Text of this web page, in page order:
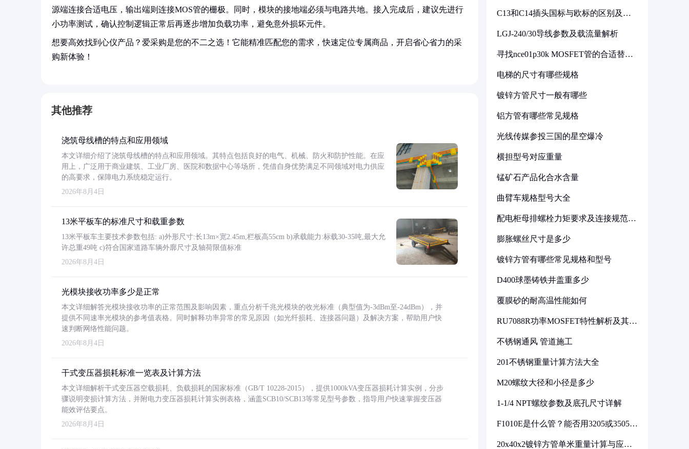
源端连接合适电压，输出端则连接MOS管的栅极。同时，模块的接地端必须与电路共地。接入完成后，建议先进行
小功率测试，确认控制逻辑正常后再逐步增加负载功率，避免意外损坏元件。
想要高效找到心仪产品？爱采购是您的不二之选！它能精准匹配您的需求，快速定位专属商品，开启省心省力的采
购新体验！
其他推荐
浇筑母线槽的特点和应用领域
本文详细介绍了浇筑母线槽的特点和应用领域。其特点包括良好的电气、机械、防火和防护性能。在应
用上，广泛用于商业建筑、工业厂房、医院和数据中心等场所，凭借自身优势满足不同领域对电力供应
的高要求，保障电力系统稳定运行。
2026年8月4日
13米平板车的标准尺寸和载重参数
13米平板车主要技术参数包括: a)外形尺寸:长13m×宽2.45m,栏板高55cm b)承载能力:标载30-35吨,最大允
许总重49吨 c)符合国家道路车辆外廓尺寸及轴荷限值标准
2026年8月4日
光模块接收功率多少是正常
本文详细解答光模块接收功率的正常范围及影响因素，重点分析千兆光模块的收光标准（典型值为-3dBm至-24dBm），并
提供不同速率光模块的参考值表格。同时解释功率异常的常见原因（如光纤损耗、连接器问题）及解决方案，帮助用户快
速判断网络性能问题。
2026年8月4日
干式变压器损耗标准一览表及计算方法
本文详细解析干式变压器空载损耗、负载损耗的国家标准（GB/T 10228-2015），提供1000kVA变压器损耗计算实例，分步
骤说明变损计算方法，并附电力变压器损耗计算实例表格，涵盖SCB10/SCB13等常见型号参数，指导用户快速掌握变压器
能效评估要点。
2026年8月4日
C13和C14插头国标与欧标的区别及其
LGJ-240/30导线参数及载流量解析
寻找nce01p30k MOSFET管的合适替代
电梯的尺寸有哪些规格
镀锌方管尺寸一般有哪些
铝方管有哪些常见规格
光线传媒参投三国的星空爆冷
横担型号对应重量
锰矿石产品化合水含量
曲臂车规格型号大全
配电柜母排螺栓力矩要求及连接规范详
膨胀螺丝尺寸是多少
镀锌方管有哪些常见规格和型号
D400球墨铸铁井盖重多少
覆膜砂的耐高温性能如何
RU7088R功率MOSFET特性解析及其在
不锈钢通风 管道施工
201不锈钢重量计算方法大全
M20螺纹大径和小径是多少
1-1/4 NPT螺纹参数及底孔尺寸详解
F1010E是什么管？能否用3205或3505代
20x40x2镀锌方管单米重量计算与应用